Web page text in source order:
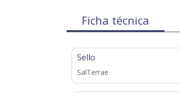
Ficha técnica
Sello
SalTerrae